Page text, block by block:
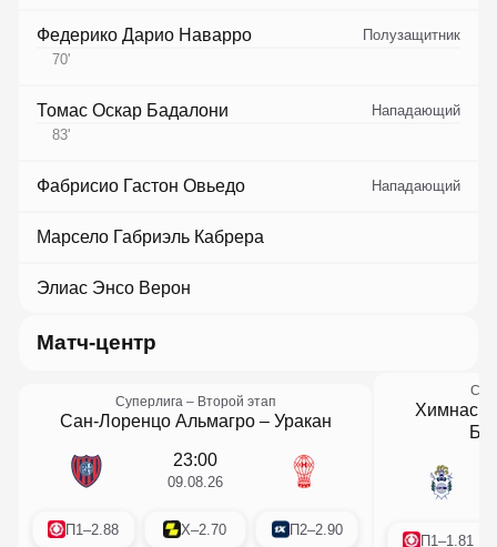
Федерико Дарио Наварро
Полузащитник
70'
Томас Оскар Бадалони
Нападающий
83'
Фабрисио Гастон Овьедо Нападающий
Марсело Габриэль Кабрера
Элиас Энсо Верон
матч-центр
Суперлига– Второй этап
Сан-Лоренцо Альмагро– Уракан
23:00
09.08.26
П1–2.88 X–2.70 П2–2.90
П1–1.81